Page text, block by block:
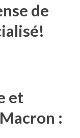
de
et
: